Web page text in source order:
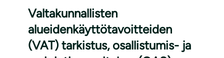
Valtakunnallisten
alueidenkäyttötavoitteiden
(VAT) tarkistus, osallistumis- ja